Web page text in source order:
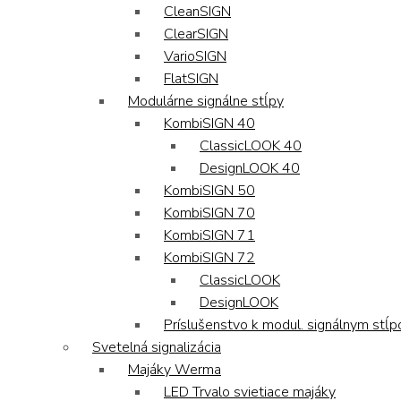
CleanSIGN
ClearSIGN
VarioSIGN
FlatSIGN
Modulárne signálne stĺpy
KombiSIGN 40
ClassicLOOK 40
DesignLOOK 40
KombiSIGN 50
KombiSIGN 70
KombiSIGN 71
KombiSIGN 72
ClassicLOOK
DesignLOOK
Príslušenstvo k modul. signálnym
Svetelná signalizácia
Majáky Werma
LED Trvalo svietiace majáky